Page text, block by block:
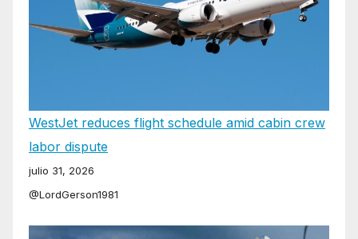
WestJet reduces flight schedule amid cabin crew
labor dispute
julio 31, 2026
@LordGerson1981